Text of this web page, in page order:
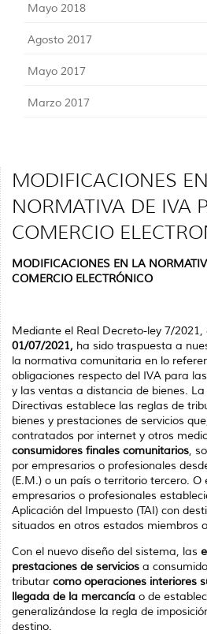
Mayo 2018
Agosto 2017
Mayo 2017
Marzo 2017
MODIFICACIONES
NORMATIVA DE IVA
COMERCIO
MODIFICACIONES EN LA
COMERCIO ELECTRÓNICO
Mediante el Real Decreto-ley 7/
01/07/2021, ha sido traspuesta a
la normativa comunitaria en lo
obligaciones respecto del IVA para
y las ventas a distancia de bienes.
Directivas establece las reglas de
bienes y prestaciones de servicios
contratados por internet y otros
consumidores finales comunitarios,
por empresarios o profesionales
(E.M.) o un país o territorio tercero.
empresarios o profesionales
Aplicación del Impuesto (TAI) con
situados en otros estados miembros
Con el nuevo diseño del sistema, las
prestaciones de servicios a
tributar como operaciones interiores
llegada de la mercancía o de
generalizándose la regla de
destino.